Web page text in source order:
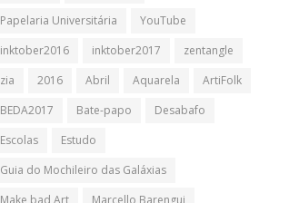
Papelaria Universitária
YouTube
inktober2016
inktober2017
zentangle
zia
2016 Abril Aquarela
ArtiFolk
BEDA2017
Bate-papo
Desabafo
Escolas
Estudo
Guia do Mochileiro das Galáxias